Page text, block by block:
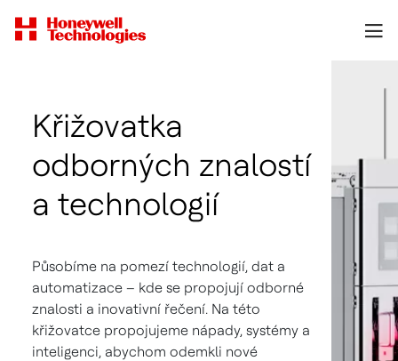
Křižovatka
odborných znalostí
a technologií
Působíme na pomezí technologií, dat a
automatizace – kde se propojují odborné
znalosti a inovativní řečení. Na této
křižovatce propojujeme nápady, systémy a
inteligenci, abychom odemkli nové